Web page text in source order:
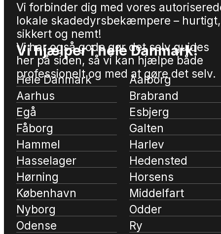
Vi forbinder dig med vores
lokale skadedyrsbekæmpere – hurtigt,
sikkert og nemt!
Vi har også gode gør det selv guides
her på siden, så vi kan hjælpe både
professionelt og med at gøre det selv.
Vi hjælper i hele Danmark!
Hele Danmark
Aalborg
Aarhus
Brabrand
Egå
Esbjerg
Fåborg
Galten
Hammel
Harlev
Hasselager
Hedensted
Hørning
Horsens
København
Middelfart
Nyborg
Odder
Odense
Ry